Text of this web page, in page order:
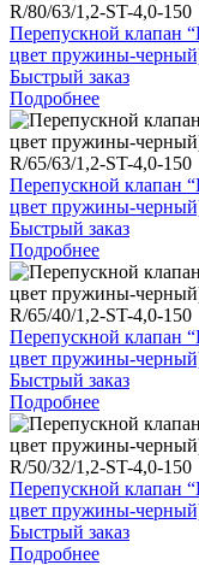
R/80/63/1,2-ST-4,0-150
Перепускной клапан
цвет пружины-
Быстрый заказ
Подробнее
R/65/63/1,2-ST-4,0-150
Перепускной клапан
цвет пружины-
Быстрый заказ
Подробнее
R/65/40/1,2-ST-4,0-150
Перепускной клапан
цвет пружины-
Быстрый заказ
Подробнее
R/50/32/1,2-ST-4,0-150
Перепускной клапан
цвет пружины-
Быстрый заказ
Подробнее